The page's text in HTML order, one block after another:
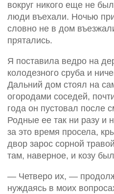
вокруг никого еще не
люди въехали. Ночью
словно не в дом
прятались.
Я поставила ведро на
колодезного сруба и
Дальний дом стоял на
огородами соседей,
года он пустовал после
Родные ее так ни разу и
за это время просела,
двор зарос сорной
там, наверное, и козу
— Четверо их, —
нуждаясь в моих